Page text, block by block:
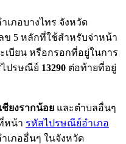
ำเภอบางไทร จังหวัด
ลข 5 หลักที่ใช้สำหรับจ่าหน้า
เบียน หรือกรอกที่อยู่ในการ
ไปรษณีย์ 13290 ต่อท้ายที่อยู่
ยงรากน้อย และตำบลอื่นๆ
หน้า รหัสไปรษณีย์อำเภอ
เภออื่นๆ ในจังหวัด